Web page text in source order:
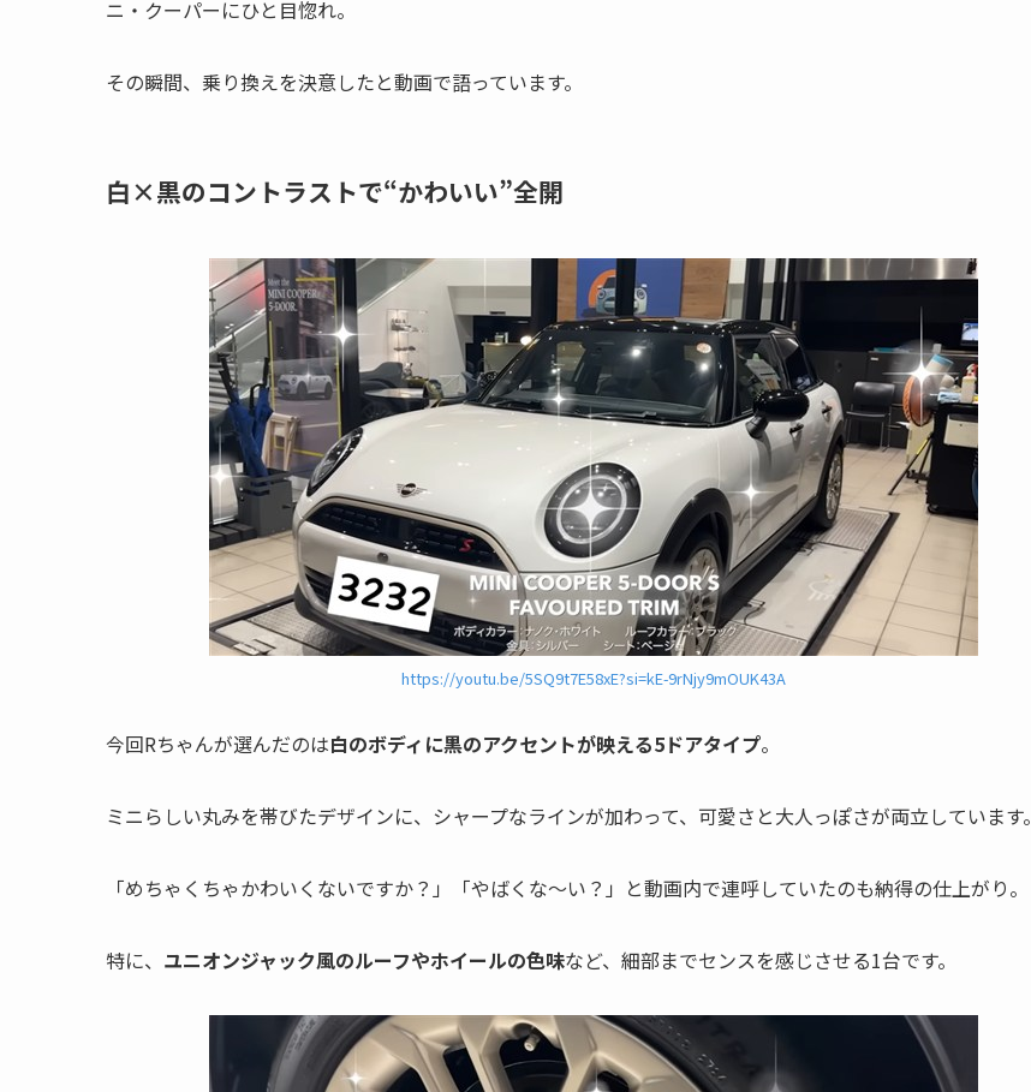
ニ・クーパーにひと目惚れ。
その瞬間、乗り換えを決意したと動画で語っています。
白×黒のコントラストで“かわいい”全開
https://youtu.be/5SQ9t7E58xE?si=kE-9rNjy9mOUK43A
今回Rちゃんが選んだのは白のボディに黒のアクセントが映える5ドアタイプ。
ミニらしい丸みを帯びたデザインに、シャープなラインが加わって、可愛さと大人っぽさが両立しています。
「めちゃくちゃかわいくないですか？」「やばくな〜い？」と動画内で連呼していたのも納得の仕上がり。
特に、 ユニオンジャック風のルーフやホイールの色味など、細部までセンスを感じさせる1台です。